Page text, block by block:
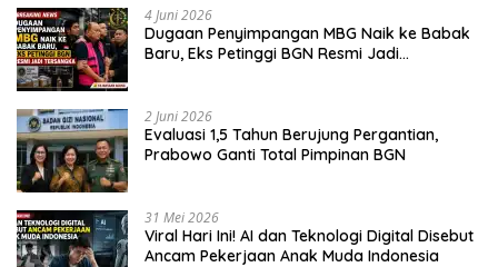
4 Juni 2026
Dugaan Penyimpangan MBG Naik ke Babak
Baru, Eks Petinggi BGN Resmi Jadi
2 Juni 2026
Evaluasi 1,5 Tahun Berujung Pergantian,
Prabowo Ganti Total Pimpinan BGN
31 Mei 2026
Viral Hari Ini! AI dan Teknologi Digital Disebut
Ancam Pekerjaan Anak Muda Indonesia